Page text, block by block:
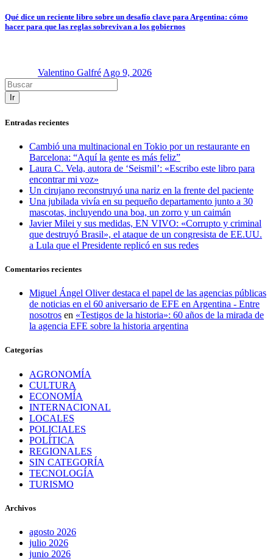
Qué dice un reciente libro sobre un desafío clave para Argentina: cómo
hacer para que las reglas sobrevivan a los gobiernos
Valentino GalfréAgo 9, 2026
Ir
Entradas recientes
Cambió una multinacional en Tokio por un restaurante en
Barcelona: “Aquí la gente es más feliz”
Laura C. Vela, autora de ‘Seismil’: «Escribo este libro para
encontrar mi voz»
Un cirujano reconstruyó una nariz en la frente del paciente
Una jubilada vivía en su pequeño departamento junto a 30
mascotas, incluyendo una boa, un zorro y un caimán
Javier Milei y sus medidas, EN VIVO: «Corrupto y criminal
que destruyó Brasil», el ataque de un congresista de EE.UU.
a Lula que el Presidente replicó en sus redes
Comentarios recientes
Miguel Ángel Oliver destaca el papel de las agencias públicas
de noticias en el 60 aniversario de EFE en Argentina - Entre
nosotros en «Testigos de la historia»: 60 años de la mirada de
la agencia EFE sobre la historia argentina
Categorías
AGRONOMÍA
CULTURA
ECONOMÍA
INTERNACIONAL
LOCALES
POLICIALES
POLÍTICA
REGIONALES
SIN CATEGORÍA
TECNOLOGÍA
TURISMO
Archivos
agosto 2026
julio 2026
junio 2026